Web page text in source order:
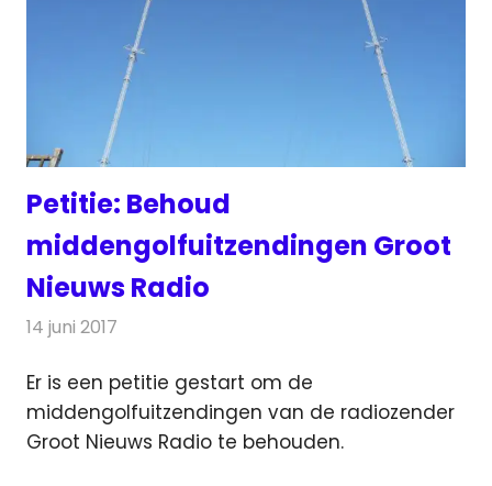
Petitie: Behoud
middengolfuitzendingen Groot
Nieuws Radio
14 juni 2017
Er is een petitie gestart om de
middengolfuitzendingen van de radiozender
Groot Nieuws Radio te behouden.